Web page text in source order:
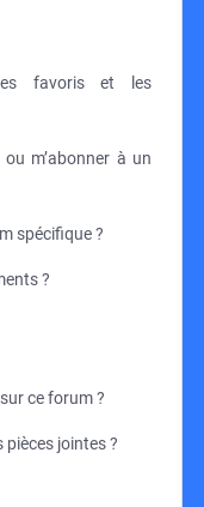
favoris et les
m’abonner à un
spécifique ?
?
ce forum ?
jointes ?